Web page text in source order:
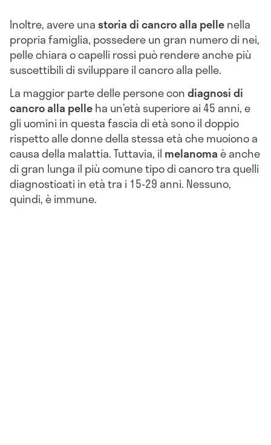
Inoltre, avere unastoria di cancro alla pellenella
propria famiglia, possedere un gran numero di nei,
pelle chiara o capelli rossi può rendere anche più
suscettibili di sviluppare il cancro alla pelle.
La maggior parte delle persone condiagnosi di
cancro alla pelleha un’età superiore ai 45 anni, e
gli uomini in questa fascia di età sono il doppio
rispetto alle donne della stessa età che muoiono a
causa della malattia. Tuttavia, il melanomaè anche
di gran lunga il più comune tipo di cancro tra quelli
diagnosticati in età tra i 15-29 anni. Nessuno,
quindi, è immune.